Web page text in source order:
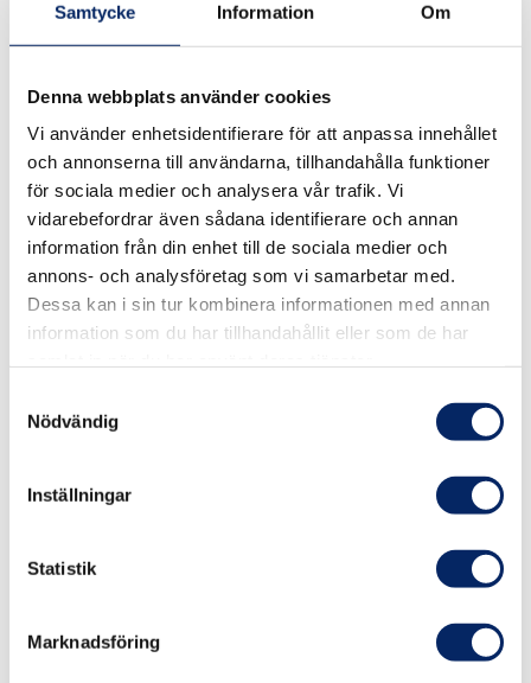
Samtycke Information Om
Denna webbplats använder cookies
Vi använder enhetsidentifierare för att anpassa innehållet
och annonserna till användarna, tillhandahålla funktioner
för sociala medier och analysera vår trafik. Vi
vidarebefordrar även sådana identifierare och annan
information från din enhet till de sociala medier och
annons- och analysföretag som vi samarbetar med.
Dessa kan i sin tur kombinera informationen med annan
information som du har tillhandahållit eller som de har
Nödvändig
Inställningar
Statistik
Marknadsföring
Jurmo
Salpausselkä, som löper tvärs över hela
Finland. Jurmo är en nästan trädlös moränhed,
sagornas och sjörövarnas ö. De vida